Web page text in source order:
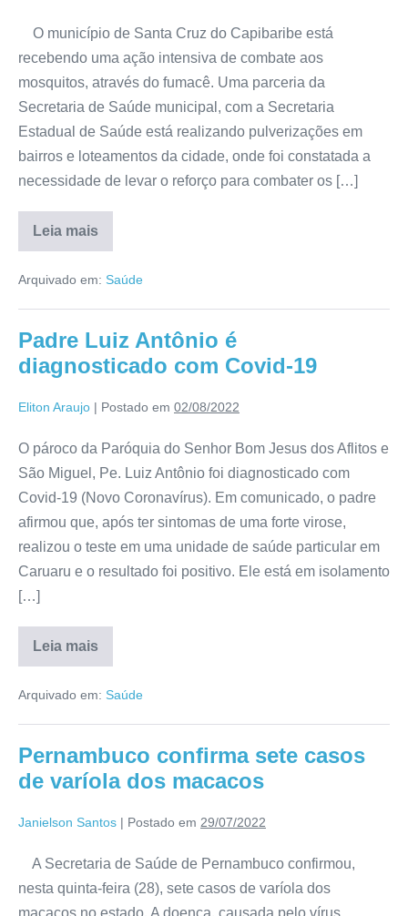
O município de Santa Cruz do Capibaribe está
recebendo uma ação intensiva de combate aos
mosquitos, através do fumacê. Uma parceria da
Secretaria de Saúde municipal, com a Secretaria
Estadual de Saúde está realizando pulverizações em
bairros e loteamentos da cidade, onde foi constatada a
necessidade de levar o reforço para combater os […]
Leia mais
Arquivado em: Saúde
Padre Luiz Antônio é
diagnosticado com Covid-19
Eliton Araujo | Postado em 02/08/2022
O pároco da Paróquia do Senhor Bom Jesus dos Aflitos e
São Miguel, Pe. Luiz Antônio foi diagnosticado com
Covid-19 (Novo Coronavírus). Em comunicado, o padre
afirmou que, após ter sintomas de uma forte virose,
realizou o teste em uma unidade de saúde particular em
Caruaru e o resultado foi positivo. Ele está em isolamento
[…]
Leia mais
Arquivado em: Saúde
Pernambuco confirma sete casos
de varíola dos macacos
Janielson Santos | Postado em 29/07/2022
A Secretaria de Saúde de Pernambuco confirmou,
nesta quinta-feira (28), sete casos de varíola dos
macacos no estado. A doença, causada pelo vírus